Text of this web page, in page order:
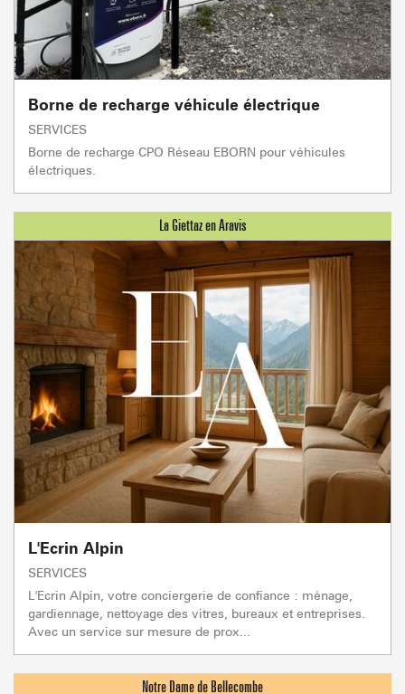
Borne de recharge véhicule électrique
SERVICES
Borne de recharge CPO Réseau EBORN pour véhicules
électriques.
L'Ecrin Alpin
SERVICES
L'Ecrin Alpin, votre conciergerie de confiance : ménage,
gardiennage, nettoyage des vitres, bureaux et entreprises.
Avec un service sur mesure de prox...